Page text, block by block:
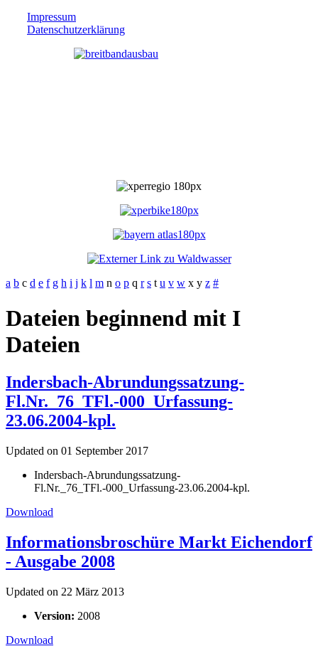
Impressum
Datenschutzerklärung
a b c d e f g h i j k l m n o p q r s t u v w x y z #
Dateien beginnend mit I
Dateien
Indersbach-Abrundungssatzung-
Fl.Nr._76_TFl.-000_Urfassung-
23.06.2004-kpl.
Updated on 01 September 2017
Indersbach-Abrundungssatzung-
Fl.Nr._76_TFl.-000_Urfassung-23.06.2004-kpl.
Download
Informationsbroschüre Markt Eichendorf
- Ausgabe 2008
Updated on 22 März 2013
Version: 2008
Download